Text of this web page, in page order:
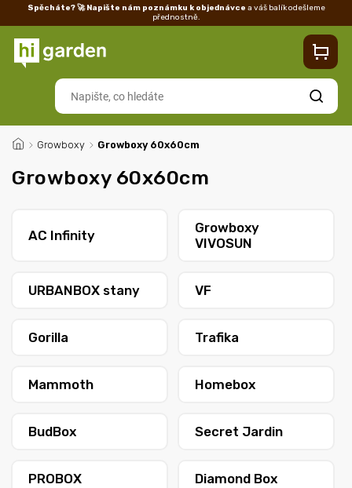
Spěcháte? 🚀 Napište nám poznámku k objednávce a váš balík odešleme
přednostně.
Vrácení/reklamace
Hledat
/ Growboxy / Growboxy 60x60cm
Growboxy 60x60cm
AC Infinity
Growboxy
VIVOSUN
URBANBOX stany VF
Gorilla Trafika
Mammoth Homebox
BudBox Secret Jardin
PROBOX Diamond Box